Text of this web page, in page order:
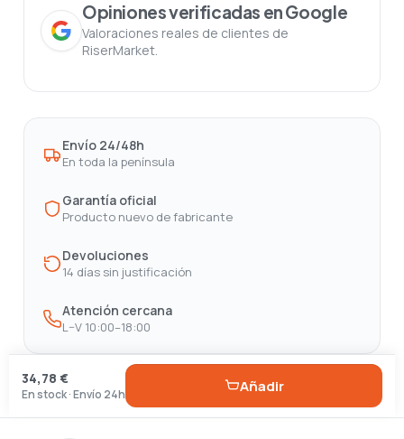
Opiniones verificadas en Google
Valoraciones reales de clientes de
RiserMarket.
Envío 24/48h
En toda la península
Garantía oficial
Producto nuevo de fabricante
Devoluciones
14 días sin justificación
Atención cercana
L–V 10:00–18:00
34,78 €
En stock · Envío 24h Añadir